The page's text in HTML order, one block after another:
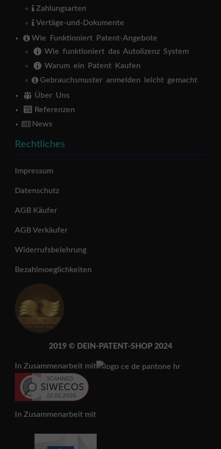
Zahlungsarten
Vertäge-und-Dokumente
Wie Funktioniert Patent-Angebote
Wie funktioniert das Autolizenz System
Warum ein Patent Kaufen
Gebrauchsmuster anmelden leicht gemacht
Über Uns
Referenzen
News
Rechtliches
Impressum
Datenschutz
AGB Käufer
AGB Verkäufer
Widerrufsbelehrung
Bezahlmoeglichkeiten
2019 © DEIN-PATENT-SHOP 2024
In Zusammenarbeit mit
In Zusammenarbeit mit